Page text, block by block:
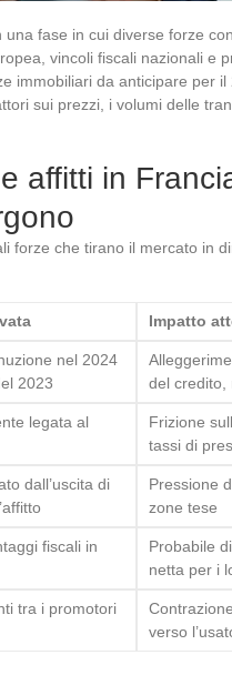
fase in cui diverse forze
vincoli fiscali nazionali e
immobiliari da anticipare per
sui prezzi, i volumi delle
affitti in
forze che tirano il mercato in
Impatto
nel 2024
2023
del credito,
legata al
Frizione
tassi di
dall’uscita di
Pressione
zone tese
fiscali in
Probabile
netta per i
tra i promotori
verso